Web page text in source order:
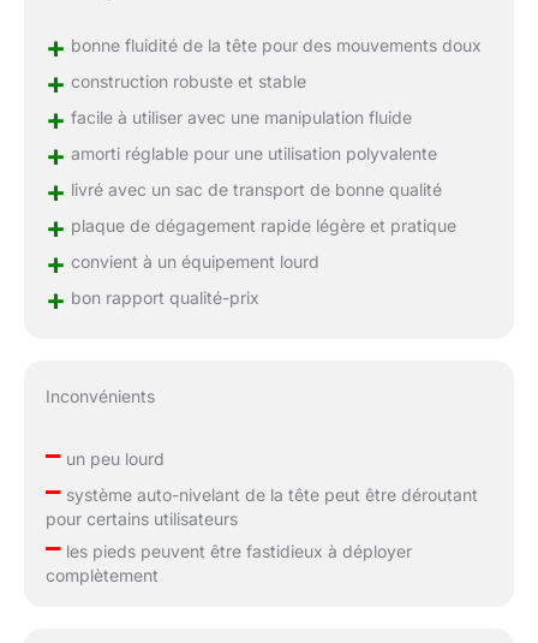
+ bonne fluidité de la tête pour des mouvements doux
+ construction robuste et stable
+ facile à utiliser avec une manipulation fluide
+ amorti réglable pour une utilisation polyvalente
+ livré avec un sac de transport de bonne qualité
+ plaque de dégagement rapide légère et pratique
+ convient à un équipement lourd
+ bon rapport qualité-prix
Inconvénients
–un peu lourd
–système auto-nivelant de la tête peut être déroutant
pour certains utilisateurs
–les pieds peuvent être fastidieux à déployer
complètement